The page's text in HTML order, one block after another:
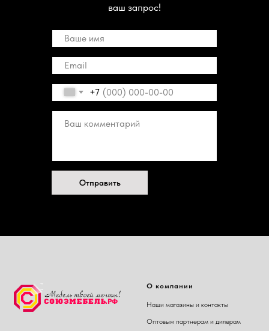
+7
Отправить
ваш запрос!
О компании
Наши магазины и контакты
Оптовым партнерам и дилерам